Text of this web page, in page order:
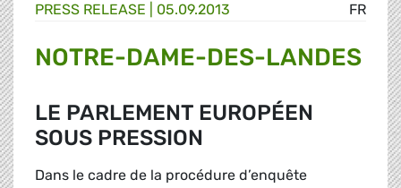
FR
PRESS RELEASE | 05.09.2013
NOTRE-DAME-DES-LANDES
LE PARLEMENT EUROPÉEN
SOUS PRESSION
Dans le cadre de la procédure d’enquête